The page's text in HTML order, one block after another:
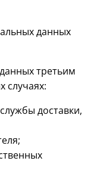
данных
третьим
случаях:
доставки,